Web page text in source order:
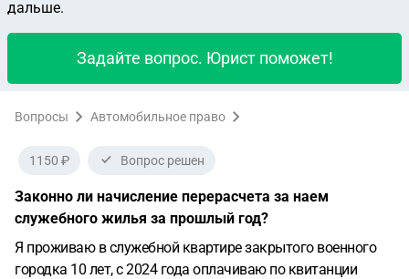
дальше.
Задайте вопрос. Юрист поможет!
Вопросы Автомобильное право
1150 ₽ Вопрос решен
Законно ли начисление перерасчета за наем
служебного жилья за прошлый год?
Я проживаю в служебной квартире закрытого военного
городка 10 лет, с 2024 года оплачиваю по квитанции